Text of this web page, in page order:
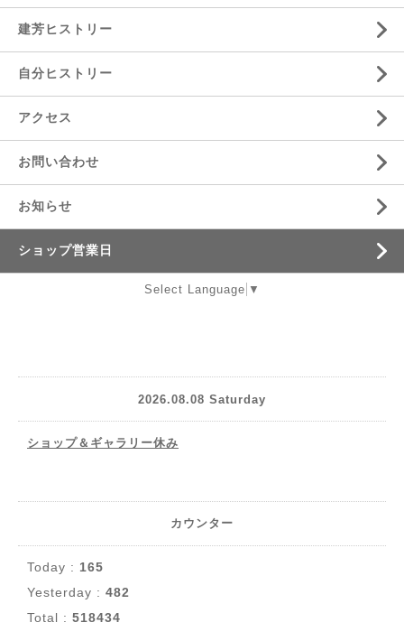
建芳ヒストリー
自分ヒストリー
アクセス
お問い合わせ
お知らせ
ショップ営業日
Select Language ▼
2026.08.08 Saturday
ショップ＆ギャラリー休み
カウンター
Today : 165
Yesterday : 482
Total : 518434